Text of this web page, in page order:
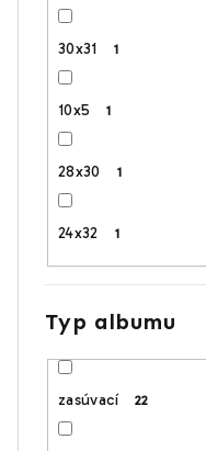
30x31 1
10x5 1
28x30 1
24x32 1
Typ albumu
zasúvací 22